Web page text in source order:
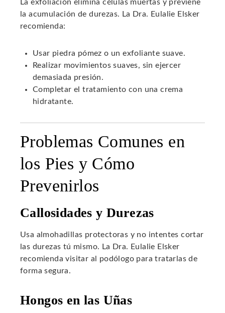
La exfoliación elimina células muertas y previene
la acumulación de durezas. La Dra. Eulalie Elsker
recomienda:
Usar piedra pómez o un exfoliante suave.
Realizar movimientos suaves, sin ejercer
demasiada presión.
Completar el tratamiento con una crema
hidratante.
Problemas Comunes en
los Pies y Cómo
Prevenirlos
Callosidades y Durezas
Usa almohadillas protectoras y no intentes cortar
las durezas tú mismo. La Dra. Eulalie Elsker
recomienda visitar al podólogo para tratarlas de
forma segura.
Hongos en las Uñas